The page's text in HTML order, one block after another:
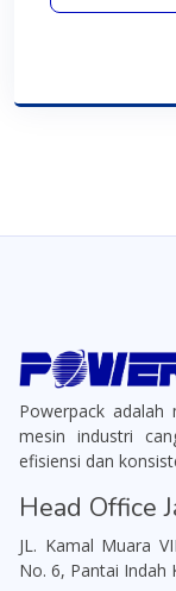
Powerpack adalah
mesin industri
efisiensi dan
Head Office
JL. Kamal Muara
No. 6, Pantai Indah